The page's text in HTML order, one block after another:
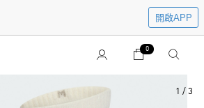
開啟APP
0
1 / 3